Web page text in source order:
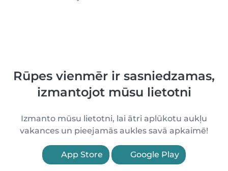
Rūpes vienmēr ir sasniedzamas,
izmantojot mūsu lietotni
Izmanto mūsu lietotni, lai ātri aplūkotu aukļu
vakances un pieejamās aukles savā apkaimē!
App Store Google Play